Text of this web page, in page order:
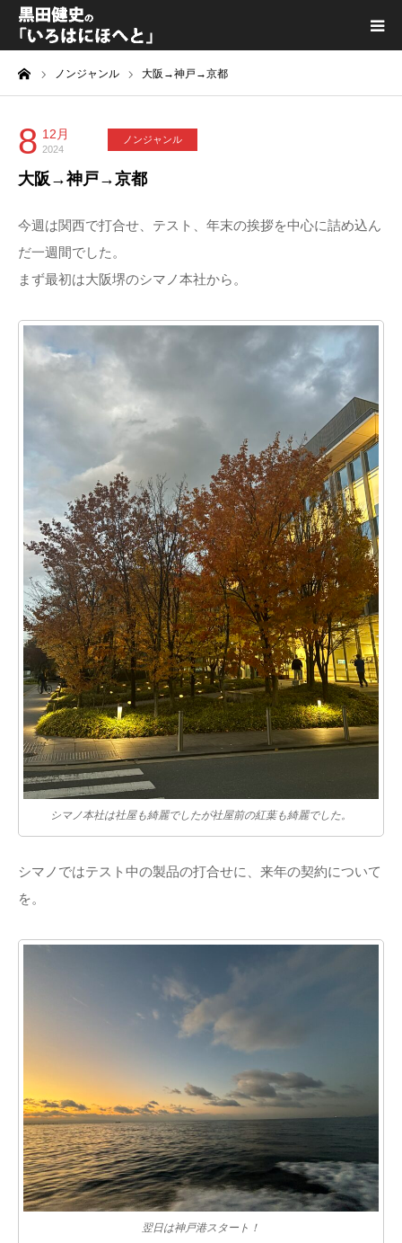
ノンジャンル 大阪→神戸→京都
8 12月
2024
ノンジャンル
大阪→神戸→京都
今週は関西で打合せ、テスト、年末の挨拶を中心に詰め込ん
だ一週間でした。
まず最初は大阪堺のシマノ本社から。
シマノ本社は社屋も綺麗でしたが社屋前の紅葉も綺麗でした。
シマノではテスト中の製品の打合せに、来年の契約について
を。
翌日は神戸港スタート！
黒田健史プロフィール
カテゴリ一覧
喫茶KURODA
YouTube｜Kuro channel
メディア出演
プライバシーポリシー